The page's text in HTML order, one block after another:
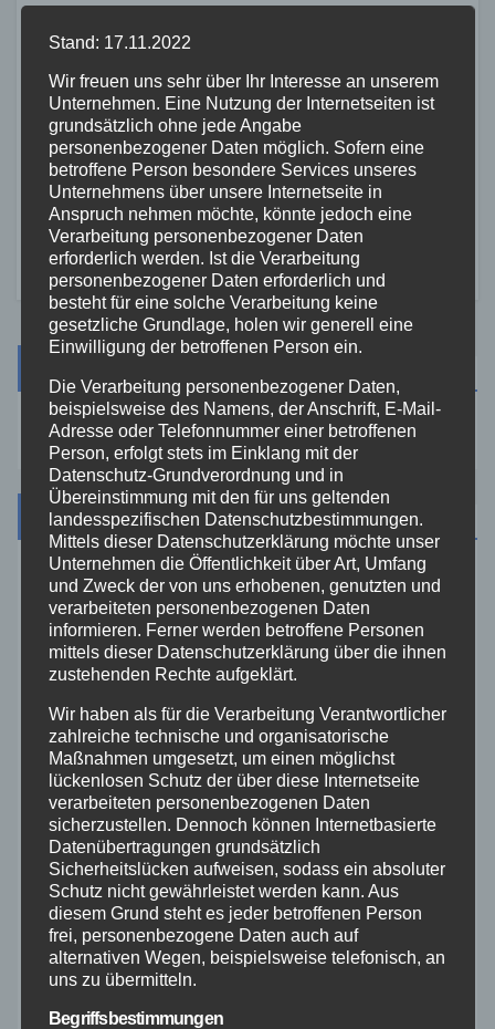
FEUERWEHR NEUWIED POLIZEI
Waldbrand bei Leutesdorf
schnell gelöscht – Feuerwehr
warnt vor erhöhter Brandgefahr
7. AUG. 2026
Kategorien
Aktuelles
Allgemein
Bundespolizei
Feuerwehr
Hilfsorganisationen
Mayen-Koblenz
Stand: 17.11.2022
Wir freuen uns sehr über Ihr Interesse an unserem
Unternehmen. Eine Nutzung der Internetseiten ist
grundsätzlich ohne jede Angabe
personenbezogener Daten möglich. Sofern eine
betroffene Person besondere Services unseres
Unternehmens über unsere Internetseite in
Anspruch nehmen möchte, könnte jedoch eine
Verarbeitung personenbezogener Daten
erforderlich werden. Ist die Verarbeitung
personenbezogener Daten erforderlich und
besteht für eine solche Verarbeitung keine
gesetzliche Grundlage, holen wir generell eine
Einwilligung der betroffenen Person ein.
Die Verarbeitung personenbezogener Daten,
beispielsweise des Namens, der Anschrift, E-Mail-
Adresse oder Telefonnummer einer betroffenen
Person, erfolgt stets im Einklang mit der
Datenschutz-Grundverordnung und in
Übereinstimmung mit den für uns geltenden
landesspezifischen Datenschutzbestimmungen.
Mittels dieser Datenschutzerklärung möchte unser
Unternehmen die Öffentlichkeit über Art, Umfang
und Zweck der von uns erhobenen, genutzten und
verarbeiteten personenbezogenen Daten
informieren. Ferner werden betroffene Personen
mittels dieser Datenschutzerklärung über die ihnen
zustehenden Rechte aufgeklärt.
Wir haben als für die Verarbeitung Verantwortlicher
zahlreiche technische und organisatorische
Maßnahmen umgesetzt, um einen möglichst
lückenlosen Schutz der über diese Internetseite
verarbeiteten personenbezogenen Daten
sicherzustellen. Dennoch können Internetbasierte
Datenübertragungen grundsätzlich
Sicherheitslücken aufweisen, sodass ein absoluter
Schutz nicht gewährleistet werden kann. Aus
diesem Grund steht es jeder betroffenen Person
frei, personenbezogene Daten auch auf
alternativen Wegen, beispielsweise telefonisch, an
uns zu übermitteln.
Begriffsbestimmungen